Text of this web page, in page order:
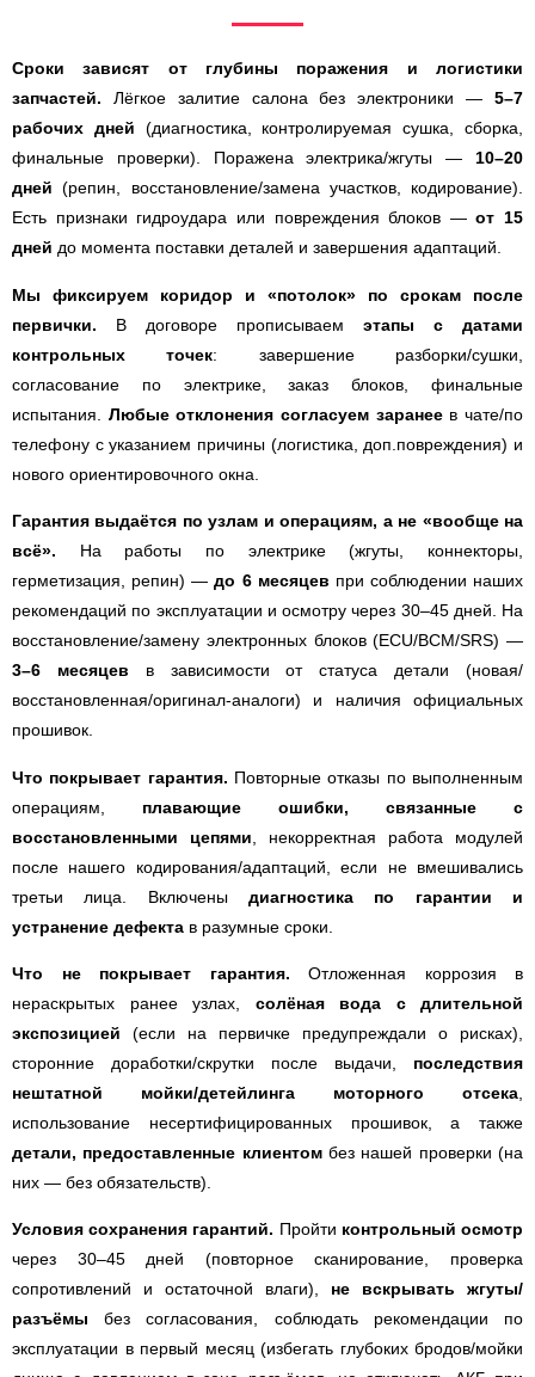
Сроки зависят от глубины поражения и логистики
запчастей. Лёгкое залитие салона без электроники — 5–7
рабочих дней (диагностика, контролируемая сушка, сборка,
финальные проверки). Поражена электрика/жгуты — 10–20
дней (репин, восстановление/замена участков, кодирование).
Есть признаки гидроудара или повреждения блоков —от 15
дней до момента поставки деталей и завершения адаптаций.
Мы фиксируем коридор и «потолок» по срокам после
первички. В договоре прописываем этапы с датами
контрольных точек: завершение разборки/сушки,
согласование по электрике, заказ блоков, финальные
испытания. Любые отклонения согласуем заранеев чате/по
телефону с указанием причины (логистика, доп.повреждения) и
нового ориентировочного окна.
Гарантия выдаётся по узлам и операциям, а не «вообще на
всё». На работы по электрике (жгуты, коннекторы,
герметизация, репин) —до 6 месяцев при соблюдении наших
рекомендаций по эксплуатации и осмотру через 30–45 дней. На
восстановление/замену электронных блоков (ECU/BCM/SRS) —
3–6 месяцев в зависимости от статуса детали (новая/
восстановленная/оригинал-аналоги) и наличия официальных
прошивок.
Что покрывает гарантия. Повторные отказы по выполненным
операциям, плавающие ошибки, связанные с
восстановленными цепями , некорректная работа модулей
после нашего кодирования/адаптаций, если не вмешивались
третьи лица. Включены диагностика по гарантии и
устранение дефекта в разумные сроки.
Что не покрывает гарантия. Отложенная коррозия в
нераскрытых ранее узлах, солёная вода с длительной
экспозицией (если на первичке предупреждали о рисках),
сторонние доработки/скрутки после выдачи, последствия
нештатной мойки/детейлинга моторного отсека
использование несертифицированных прошивок, а также
детали, предоставленные клиентомбез нашей проверки (на
них — без обязательств).
Условия сохранения гарантий. Пройти контрольный осмотр
через 30–45 дней (повторное сканирование, проверка
сопротивлений и остаточной влаги), не вскрывать жгуты/
разъёмы без согласования, соблюдать рекомендации по
эксплуатации в первый месяц (избегать глубоких бродов/мойки